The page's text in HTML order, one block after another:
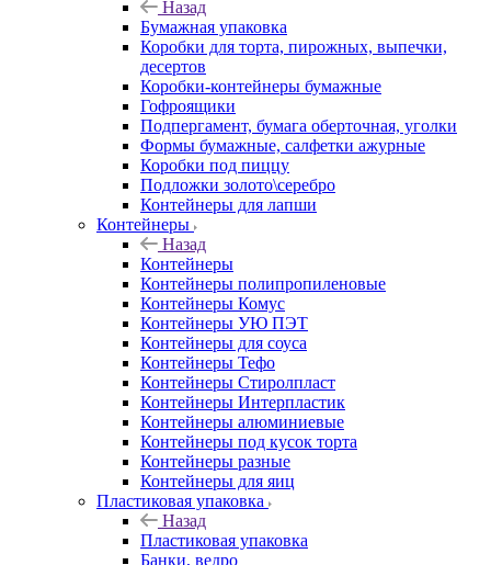
Назад
Бумажная упаковка
Коробки для торта, пирожных, выпечки,
десертов
Коробки-контейнеры бумажные
Гофроящики
Подпергамент, бумага оберточная, уголки
Формы бумажные, салфетки ажурные
Коробки под пиццу
Подложки золото\серебро
Контейнеры для лапши
Контейнеры
Назад
Контейнеры
Контейнеры полипропиленовые
Контейнеры Комус
Контейнеры УЮ ПЭТ
Контейнеры для соуса
Контейнеры Тефо
Контейнеры Стиролпласт
Контейнеры Интерпластик
Контейнеры алюминиевые
Контейнеры под кусок торта
Контейнеры разные
Контейнеры для яиц
Пластиковая упаковка
Назад
Пластиковая упаковка
Банки, ведро